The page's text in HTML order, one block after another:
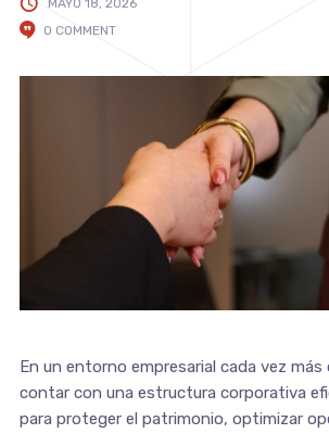
0 COMMENT
En un entorno empresarial cada vez
contar con una estructura corporativa
para proteger el patrimonio, optimizar